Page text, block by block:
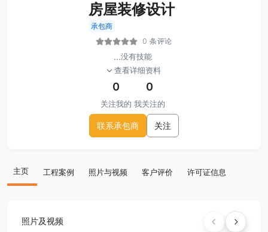
房屋装修设计
承包商
0 条评论
...没有技能
查看详细资料
0
关注我的
0
我关注的
联系承包商 关注
主页 工程案例 照片与视频 客户评价 许可证信息
照片及视频